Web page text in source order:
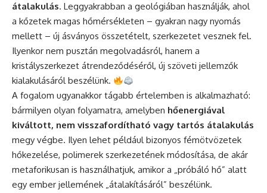
átalakulás. Leggyakrabban a geológiában használják, ahol
a kőzetek magas hőmérsékleten – gyakran nagy nyomás
mellett – új ásványos összetételt, szerkezetet vesznek fel.
Ilyenkor nem pusztán megolvadásról, hanem a
kristályszerkezet átrendeződéséről, új szöveti jellemzők
kialakulásáról beszélünk.
A fogalom ugyanakkor tágabb értelemben is alkalmazható:
bármilyen olyan folyamatra, amelyben hőenergiával
kiváltott, nem visszafordítható vagy tartós átalakulás
megy végbe. Ilyen lehet például bizonyos fémötvözetek
hőkezelése, polimerek szerkezetének módosítása, de akár
metaforikusan is használhatjuk, amikor a „próbáló hő” alatt
egy ember jellemének „átalakításáról” beszélünk.